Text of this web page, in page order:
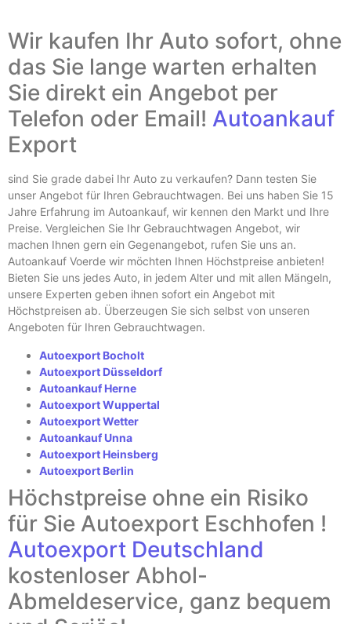
Wir kaufen Ihr Auto sofort, ohne
das Sie lange warten erhalten
Sie direkt ein Angebot per
Telefon oder Email! Autoankauf
Export
sind Sie grade dabei Ihr Auto zu verkaufen? Dann testen Sie
unser Angebot für Ihren Gebrauchtwagen. Bei uns haben Sie 15
Jahre Erfahrung im Autoankauf, wir kennen den Markt und Ihre
Preise. Vergleichen Sie Ihr Gebrauchtwagen Angebot, wir
machen Ihnen gern ein Gegenangebot, rufen Sie uns an.
Autoankauf Voerde wir möchten Ihnen Höchstpreise anbieten!
Bieten Sie uns jedes Auto, in jedem Alter und mit allen Mängeln,
unsere Experten geben ihnen sofort ein Angebot mit
Höchstpreisen ab. Überzeugen Sie sich selbst von unseren
Angeboten für Ihren Gebrauchtwagen.
Autoexport Bocholt
Autoexport Düsseldorf
Autoankauf Herne
Autoexport Wuppertal
Autoexport Wetter
Autoankauf Unna
Autoexport Heinsberg
Autoexport Berlin
Höchstpreise ohne ein Risiko
für Sie Autoexport Eschhofen !
Autoexport Deutschland
kostenloser Abhol-
Abmeldeservice, ganz bequem